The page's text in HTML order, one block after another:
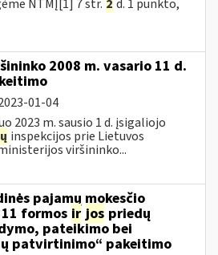
NTMĮ[1] 7 str. 2 d. 1 punkto,
2008 m. vasario 11 d.
01-04
2023 m. sausio 1 d. įsigaliojo
inspekcijos prie Lietuvos
viršininko...
pajamų mokesčio
formos ir jos priedų
pateikimo bei
patvirtinimo“ pakeitimo